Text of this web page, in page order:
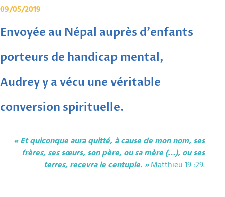
09/05/2019
Envoyée au Népal auprès d'enfants
porteurs de handicap mental,
Audrey y a vécu une véritable
conversion spirituelle.
« Et quiconque aura quitté, à cause de mon nom, ses
frères, ses sœurs, son père, ou sa mère (…), ou ses
terres, recevra le centuple. »Matthieu 19 :29.